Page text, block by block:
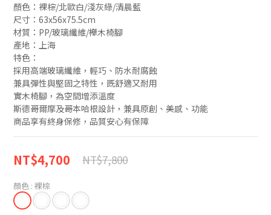
顏色：裸棕/北歐白/淺灰綠/清晨藍
尺寸：63x56x75.5cm
材質：PP/玻璃纖維/櫸木椅腳
產地：上海
特色：
採用高端玻璃纖維，輕巧、防水耐腐蝕
兼具彈性與堅固之特性，既舒適又耐用
實木椅腳，為空間增添溫度
斯德哥爾摩及哥本哈根設計，兼具原創、美感、功能
商品享有終身保修，品質安心有保障
NT$4,700 NT$7,800
顏色 : 裸棕